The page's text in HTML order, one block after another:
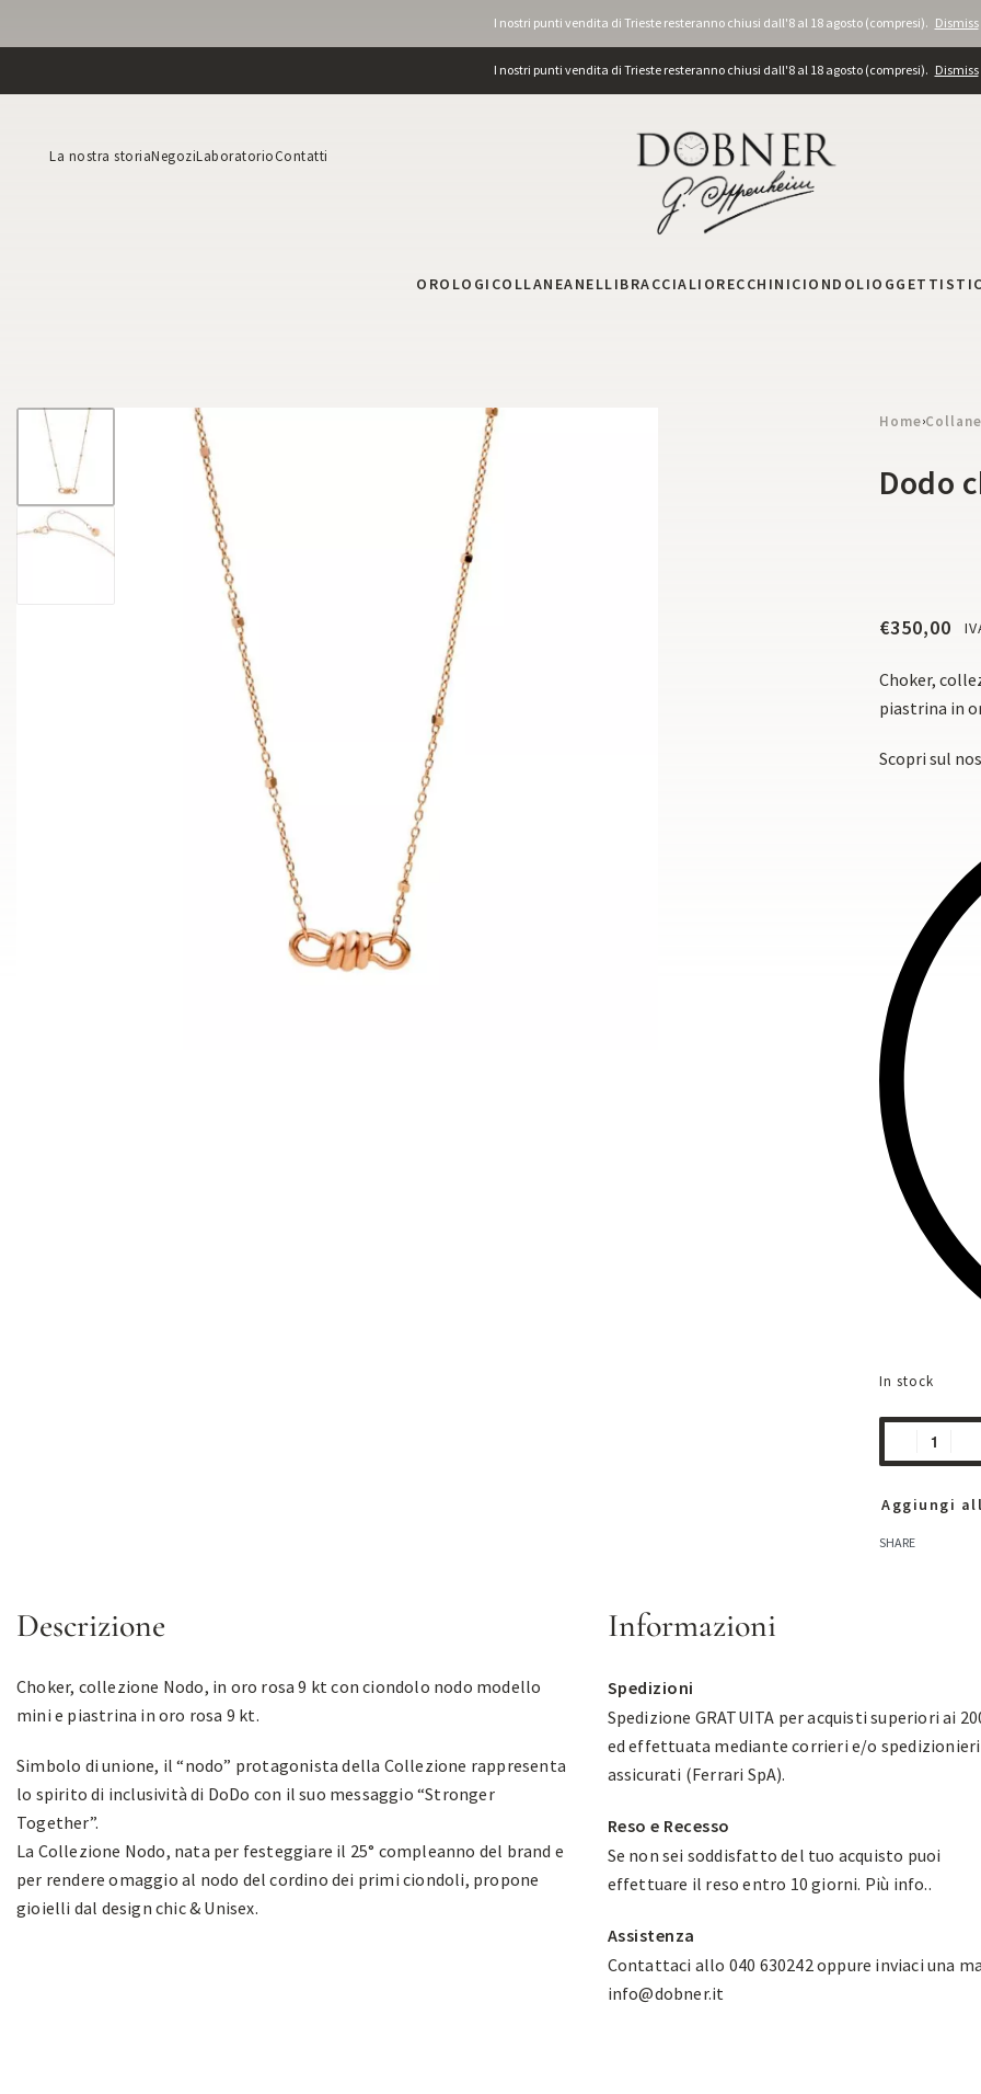
I nostri punti vendita di Trieste resteranno chiusi dall'8 al 18 agosto (compresi). Dismiss
I nostri punti vendita di Trieste resteranno chiusi dall'8 al 18 agosto (compresi). Dismiss
La nostra storiaNegoziLaboratorioContatti
OROLOGI COLLANEANELLIBRACCIALI ORECCHINICIONDOLI
Home›
Dodo
€350,00
Choker,
piastrina in
Scopri sul
In stock
Aggiungi
SHARE
Descrizione
Choker, collezione Nodo, in oro rosa 9 kt con ciondolo nodo modello
mini e piastrina in oro rosa 9 kt.
Simbolo di unione, il “nodo” protagonista della Collezione rappresenta
lo spirito di inclusività di DoDo con il suo messaggio “Stronger
Together”.
La Collezione Nodo, nata per festeggiare il 25° compleanno del brand e
per rendere omaggio al nodo del cordino dei primi ciondoli, propone
gioielli dal design chic & Unisex.
Informazioni
Spedizioni
Spedizione GRATUITA per acquisti superiori ai
ed effettuata mediante corrieri e/o spedizionieri
assicurati (Ferrari SpA).
Reso e Recesso
Se non sei soddisfatto del tuo acquisto puoi
effettuare il reso entro 10 giorni. Più info..
Assistenza
Contattaci allo 040 630242 oppure inviaci una
info@dobner.it